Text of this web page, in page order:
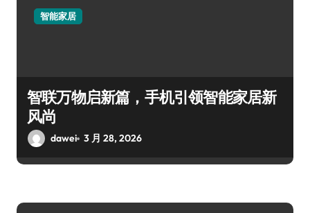
智能家居
智联万物启新篇，手机引领智能家居新
风尚
dawei 3 月 28, 2026